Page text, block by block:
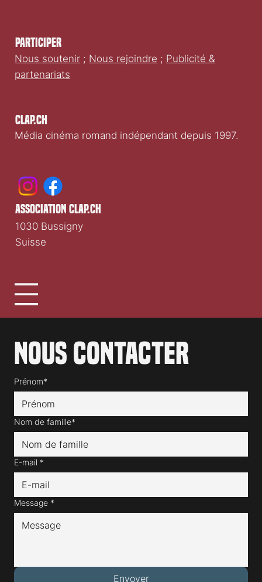
Clap.ch
Média cinéma romand indépendant depuis 1997.
Participer
Nous soutenir ; Nous rejoindre ; Publicité &
partenariats
Nous contacter
Prénom*
Nom de famille*
E-mail *
Message *
Envoyer
association clap.ch
1030 Bussigny
Suisse